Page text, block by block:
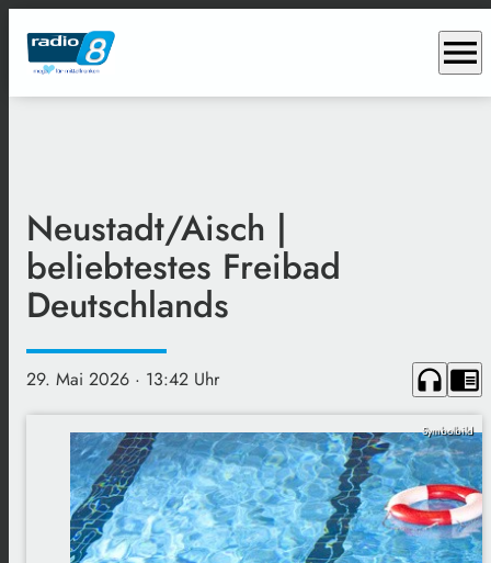
menu
Neustadt/Aisch |
beliebtestes Freibad
Deutschlands
29. Mai 2026 · 13:42 Uhr headphones chrome_reader_mode
Symbolbild